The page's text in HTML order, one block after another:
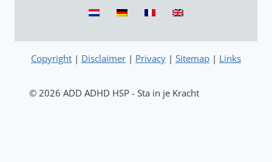
© 2026 ADD ADHD HSP - Sta in je Kracht
Copyright | Disclaimer | Privacy | Sitemap | Links